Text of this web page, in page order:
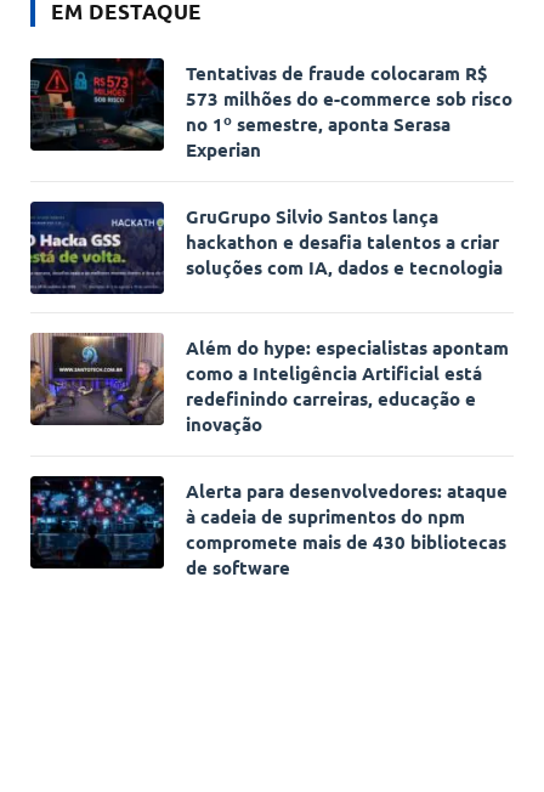
EM DESTAQUE
Tentativas de fraude colocaram R$
573 milhões do e-commerce sob risco
no 1º semestre, aponta Serasa
Experian
GruGrupo Silvio Santos lança
hackathon e desafia talentos a criar
soluções com IA, dados e tecnologia
Além do hype: especialistas apontam
como a Inteligência Artificial está
redefinindo carreiras, educação e
inovação
Alerta para desenvolvedores: ataque
à cadeia de suprimentos do npm
compromete mais de 430 bibliotecas
de software